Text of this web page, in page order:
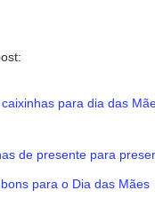
para dia das
de presente para
para o Dia das Mães